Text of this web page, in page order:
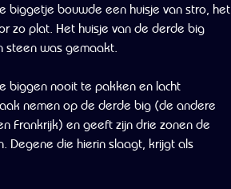
biggetje bouwde een huisje van stro, het
zo plat. Het huisje van de derde big
steen was gemaakt.
biggen nooit te pakken en lacht
nemen op de derde big (de andere
Frankrijk) en geeft zijn drie zonen de
Degene die hierin slaagt, krijgt als